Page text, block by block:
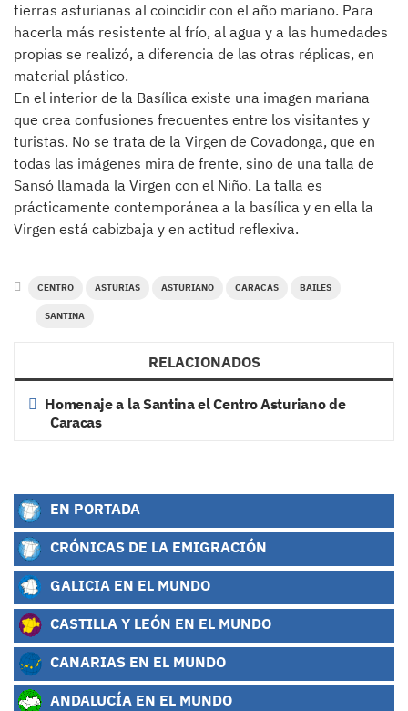
tierras asturianas al coincidir con el año mariano. Para
hacerla más resistente al frío, al agua y a las humedades
propias se realizó, a diferencia de las otras réplicas, en
material plástico.
En el interior de la Basílica existe una imagen mariana
que crea confusiones frecuentes entre los visitantes y
turistas. No se trata de la Virgen de Covadonga, que en
todas las imágenes mira de frente, sino de una talla de
Sansó llamada la Virgen con el Niño. La talla es
prácticamente contemporánea a la basílica y en ella la
Virgen está cabizbaja y en actitud reflexiva.
CENTRO ASTURIAS ASTURIANO CARACAS BAILES
SANTINA
RELACIONADOS
Homenaje a la Santina el Centro Asturiano de
Caracas
EN PORTADA
CRÓNICAS DE LA EMIGRACIÓN
GALICIA EN EL MUNDO
CASTILLA Y LEÓN EN EL MUNDO
CANARIAS EN EL MUNDO
ANDALUCÍA EN EL MUNDO